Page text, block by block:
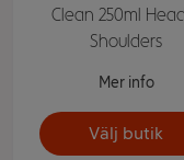
Clean 250ml
Shoulders
Mer info
Välj butik